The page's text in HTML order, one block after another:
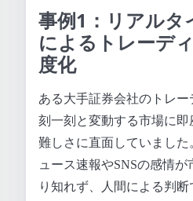
事例1：リアルタ
によるトレーデ
度化
ある大手証券会社のトレー
刻一刻と変動する市場に
難しさに直面していました
ュース速報やSNSの感情
り知れず、人間による判